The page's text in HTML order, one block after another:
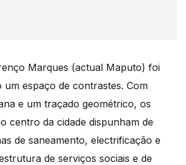
Marques (actual Maputo) foi
espaço de contrastes. Com
e um traçado geométrico, os
centro da cidade dispunham de
de saneamento, electrificação e
de serviços sociais e de